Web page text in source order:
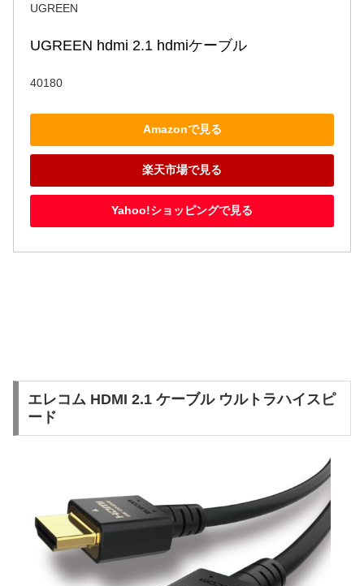
UGREEN
UGREEN hdmi 2.1 hdmiケーブル
40180
Amazonで見る
楽天市場で見る
Yahoo!ショッピングで見る
エレコム HDMI 2.1 ケーブル ウルトラハイスピ
ード